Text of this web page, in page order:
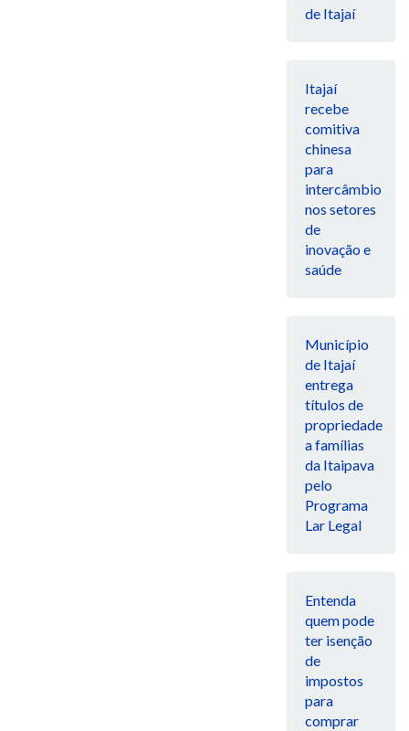
de Itajaí
Itajaí
recebe
comitiva
chinesa
para
intercâmbio
nos setores
de
inovação e
saúde
Município
de Itajaí
entrega
títulos de
propriedade
a famílias
da Itaipava
pelo
Programa
Lar Legal
Entenda
quem pode
ter isenção
de
impostos
para
comprar